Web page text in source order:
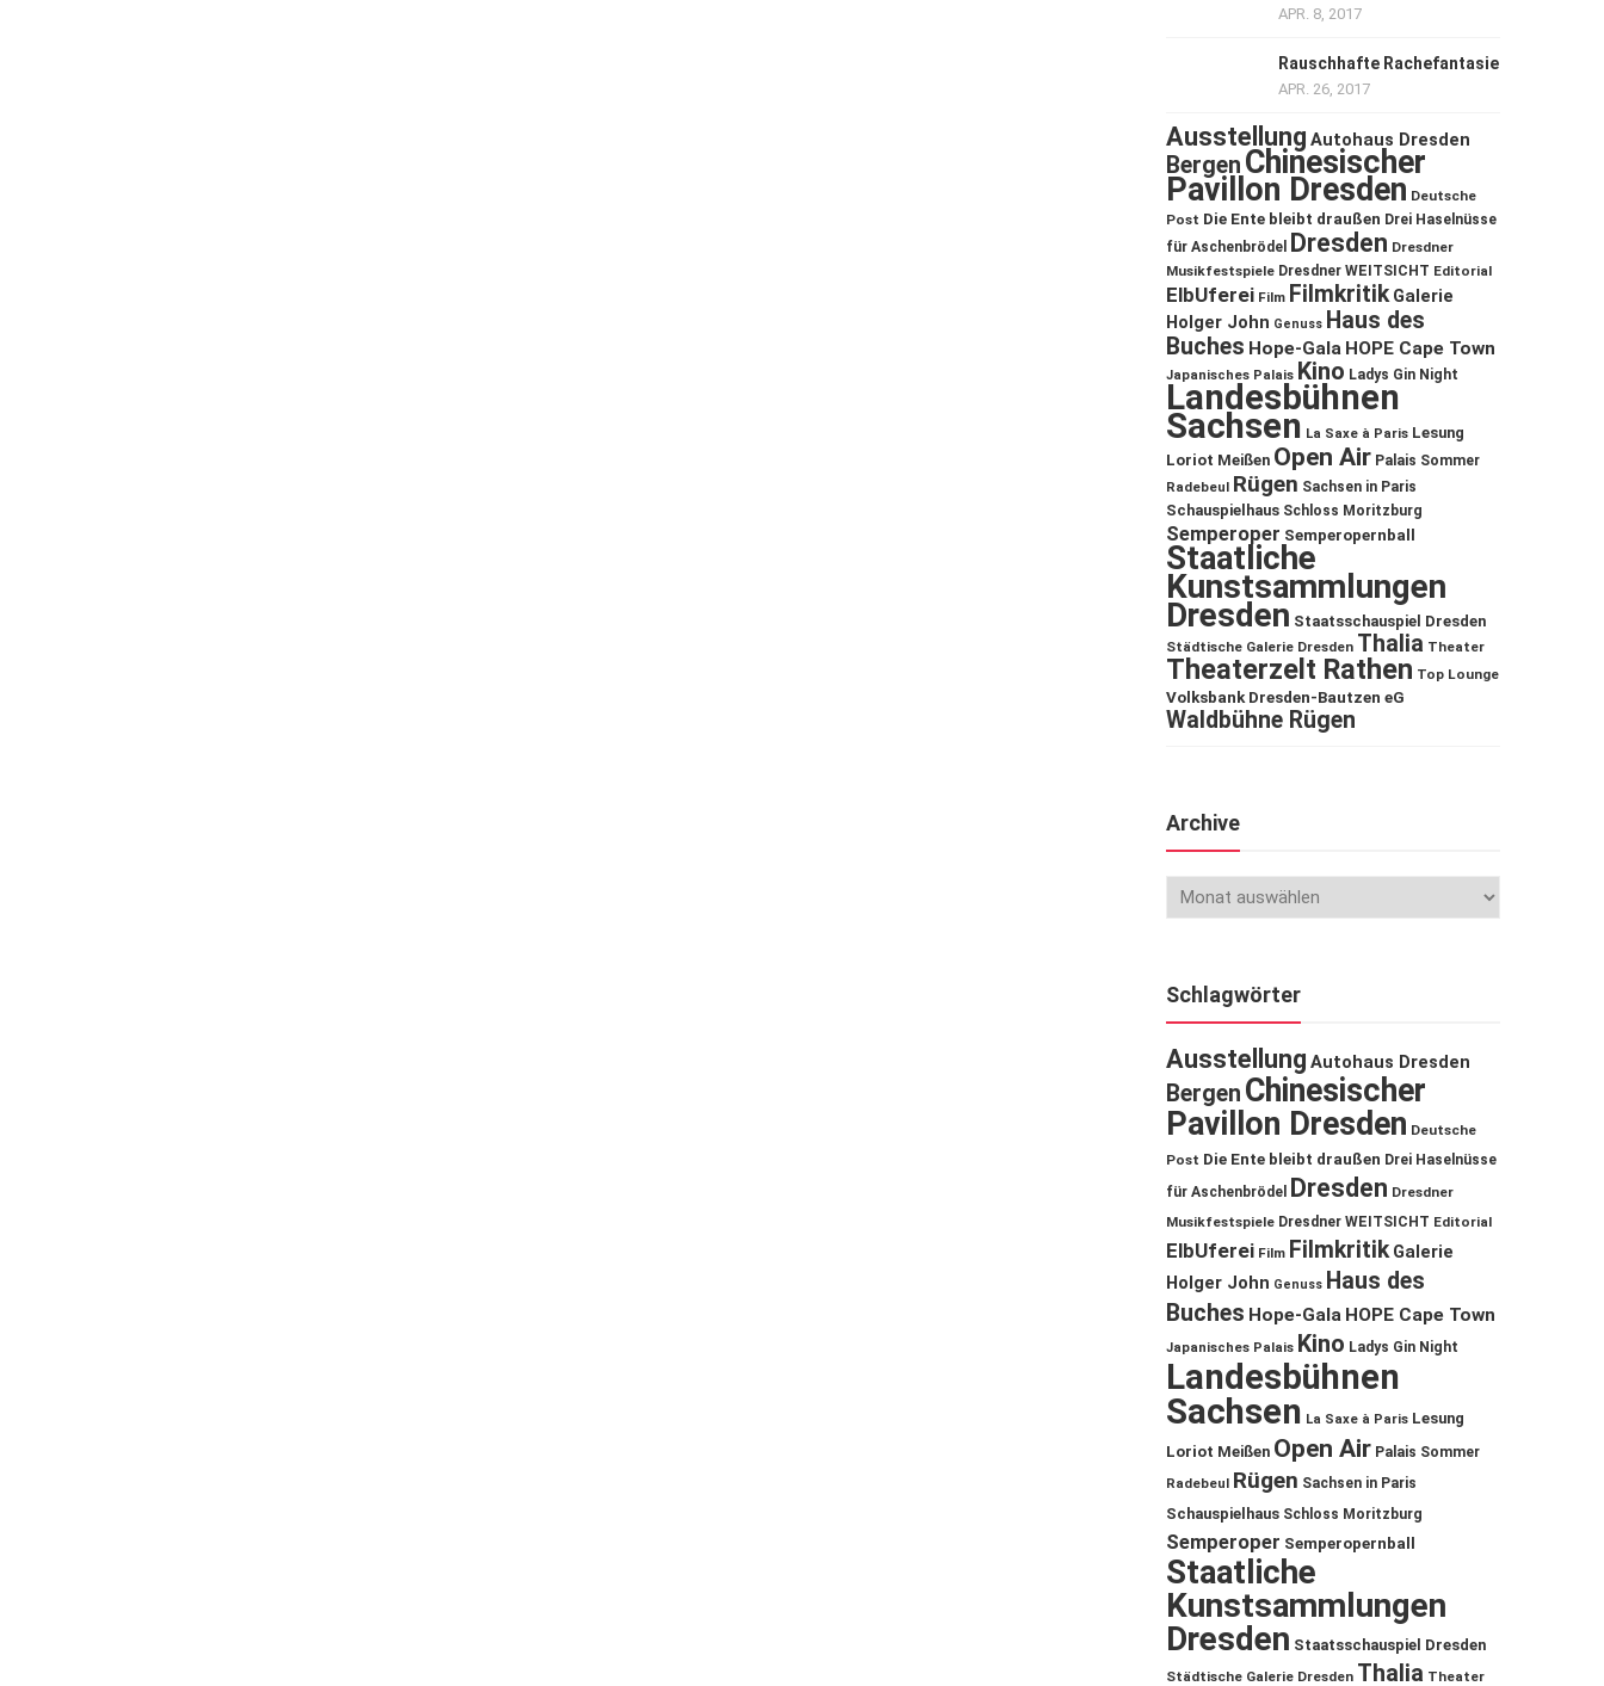
APR. 8, 2017
Rauschhafte Rachefantasie
APR. 26, 2017
Ausstellung Autohaus Dresden
Bergen Chinesischer
Pavillon Dresden Deutsche
Post Die Ente bleibt draußen Drei Haselnüsse
für Aschenbrödel
Dresden Dresdner
Musikfestspiele Dresdner WEITSICHT Editorial
ElbUferei Film Filmkritik Galerie
Holger John Genuss Haus des
Buches Hope-Gala HOPE Cape Town
Japanisches Palais Kino Ladys Gin Night
Landesbühnen
Sachsen La Saxe à Paris Lesung
Loriot Meißen Open Air Palais Sommer
Radebeul Rügen Sachsen in Paris
Schauspielhaus Schloss Moritzburg
Semperoper Semperopernball
Staatliche
Kunstsammlungen
Dresden Staatsschauspiel Dresden
Städtische Galerie Dresden Thalia Theater
Theaterzelt Rathen Top Lounge
Volksbank Dresden-Bautzen eG
Waldbühne Rügen
Archive
Schlagwörter
Ausstellung Autohaus Dresden
Bergen Chinesischer
Pavillon Dresden Deutsche
Post Die Ente bleibt draußen Drei Haselnüsse
für Aschenbrödel
Dresden Dresdner
Musikfestspiele Dresdner WEITSICHT Editorial
ElbUferei Film Filmkritik Galerie
Holger John Genuss Haus des
Buches Hope-Gala HOPE Cape Town
Japanisches Palais Kino Ladys Gin Night
Landesbühnen
Sachsen La Saxe à Paris Lesung
Loriot Meißen Open Air Palais Sommer
Radebeul Rügen Sachsen in Paris
Schauspielhaus Schloss Moritzburg
Semperoper Semperopernball
Staatliche
Kunstsammlungen
Dresden Staatsschauspiel Dresden
Städtische Galerie Dresden Thalia Theater